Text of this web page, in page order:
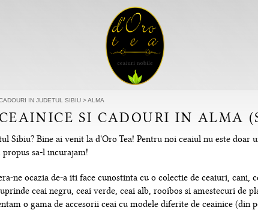
IN JUDETUL SIBIU >ALMA
SI CADOURI IN ALMA
Sibiu? Bine ai venit la d'Oro Tea! Pentru noi ceaiul nu este doar
propus sa-l incurajam!
ne ocazia de-a iti face cunostinta cu o colectie de ceaiuri,
ceai negru, ceai verde, ceai alb, rooibos si amestecuri de
o gama de accesorii ceai cu modele diferite de ceainice (din